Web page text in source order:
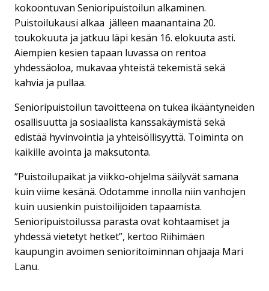
kokoontuvan Senioripuistoilun alkaminen.
Puistoilukausi alkaa jälleen maanantaina 20.
toukokuuta ja jatkuu läpi kesän 16. elokuuta asti.
Aiempien kesien tapaan luvassa on rentoa
yhdessäoloa, mukavaa yhteistä tekemistä sekä
kahvia ja pullaa.
Senioripuistoilun tavoitteena on tukea ikääntyneiden
osallisuutta ja sosiaalista kanssakäymistä sekä
edistää hyvinvointia ja yhteisöllisyyttä. Toiminta on
kaikille avointa ja maksutonta.
”Puistoilupaikat ja viikko-ohjelma säilyvät samana
kuin viime kesänä. Odotamme innolla niin vanhojen
kuin uusienkin puistoilijoiden tapaamista.
Senioripuistoilussa parasta ovat kohtaamiset ja
yhdessä vietetyt hetket”, kertoo Riihimäen
kaupungin avoimen senioritoiminnan ohjaaja Mari
Lanu.